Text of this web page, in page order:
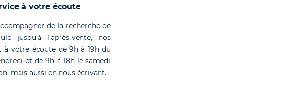
à votre écoute
de la recherche de
jusqu'à l'après-vente, nos
à votre écoute de 9h à 19h du
et de 9h à 18h le samedi
, mais aussi en nous écrivant.